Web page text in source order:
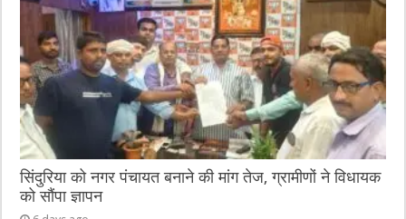
सिंदुरिया को नगर पंचायत बनाने की मांग तेज, ग्रामीणों ने विधायक
को सौंपा ज्ञापन